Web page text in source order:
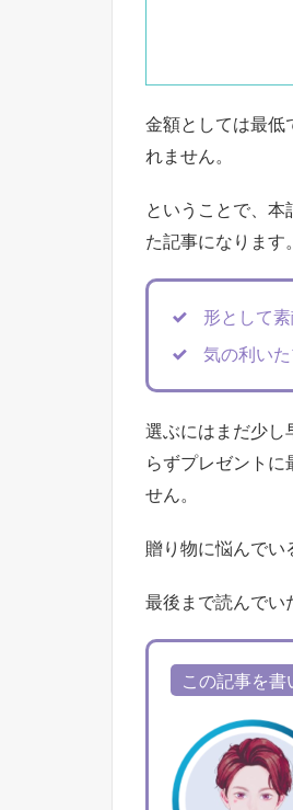
金額としては最低
れません。
ということで、
た記事になります。
形として
気の利い
選ぶにはまだ少し
らずプレゼントに
せん。
贈り物に悩んでい
最後まで読んでい
この記事を書